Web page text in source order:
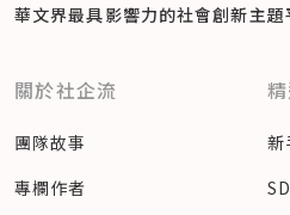
華文界最具影響力的社會創新主題
關於社企流
團隊故事
專欄作者
新